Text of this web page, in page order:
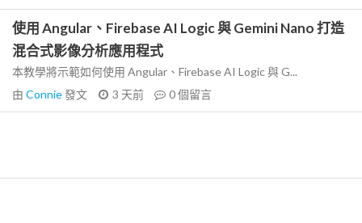
使用 Angular、Firebase AI Logic 與 Gemini Nano 打造
混合式影像分析應用程式
本教學將示範如何使用 Angular、Firebase AI Logic 與 G...
由 Connie發文 3 天前 0個留言